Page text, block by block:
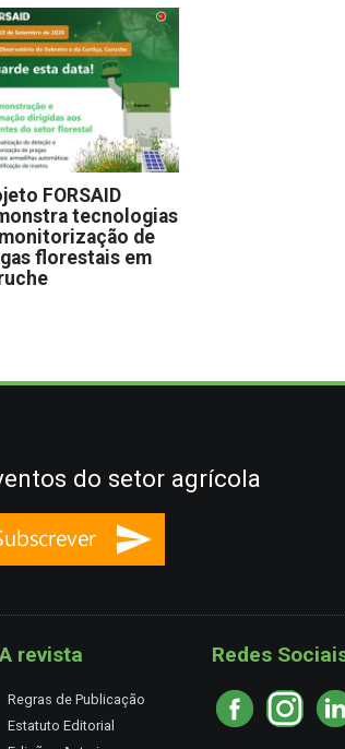
FORSAID
tecnologias
de
florestais em
do setor agrícola
revista
Regras de Publicação
Estatuto Editorial
Redes